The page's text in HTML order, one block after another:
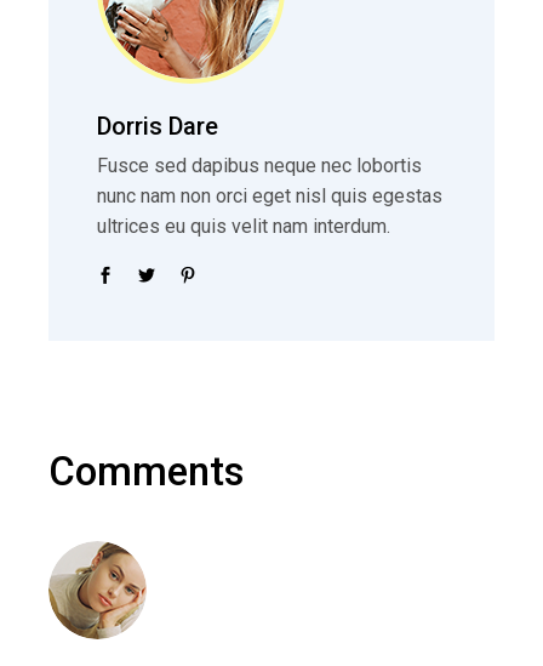
Dorris Dare
Fusce sed dapibus neque nec lobortis
nunc nam non orci eget nisl quis egestas
ultrices eu quis velit nam interdum.
Comments